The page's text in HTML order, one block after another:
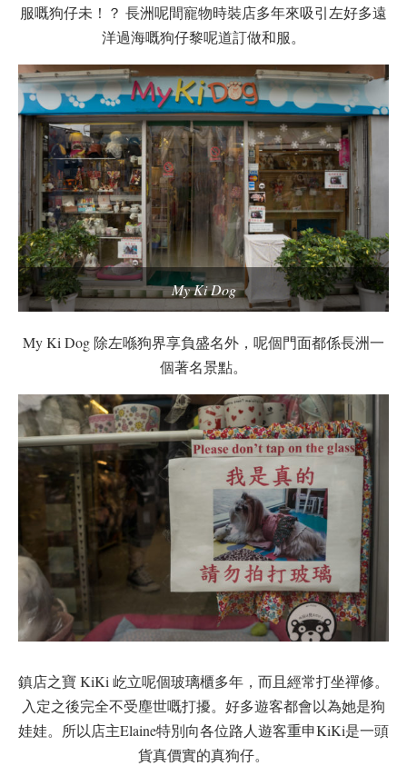
服嘅狗仔未！？ 長洲呢間寵物時裝店多年來吸引左好多遠
洋過海嘅狗仔黎呢道訂做和服。
My Ki Dog
My Ki Dog 除左喺狗界享負盛名外，呢個門面都係長洲一
個著名景點。
鎮店之寶 KiKi 屹立呢個玻璃櫃多年，而且經常打坐禪修。
入定之後完全不受塵世嘅打擾。好多遊客都會以為她是狗
娃娃。所以店主Elaine特別向各位路人遊客重申KiKi是一頭
貨真價實的真狗仔。